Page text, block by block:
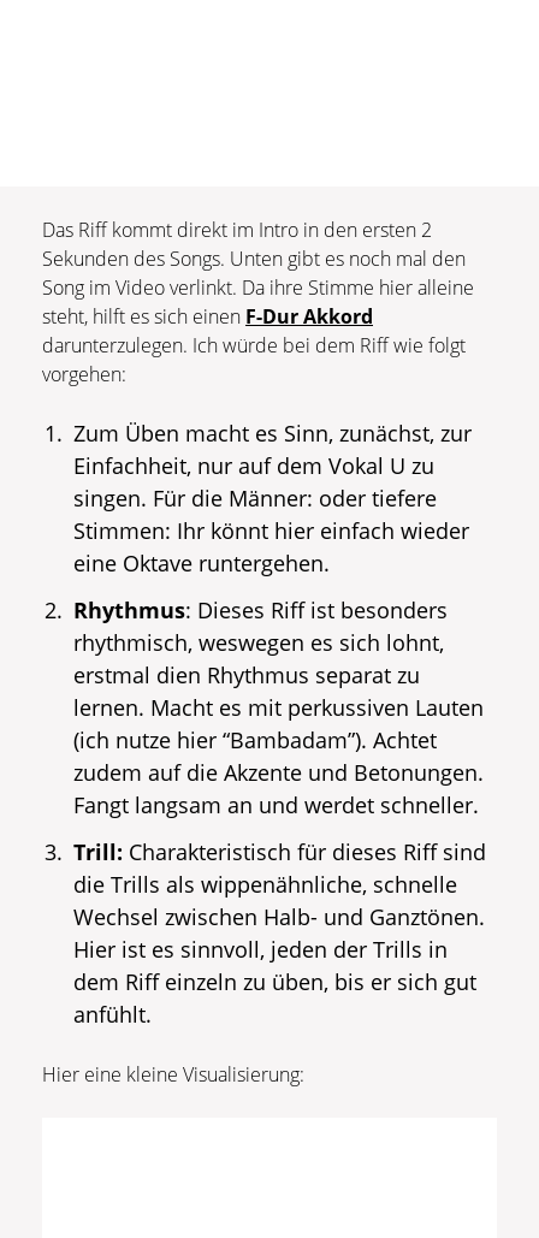
Das Riff kommt direkt im Intro in den ersten 2
Sekunden des Songs. Unten gibt es noch mal den
Song im Video verlinkt. Da ihre Stimme hier alleine
steht, hilft es sich einen F-Dur Akkord
darunterzulegen. Ich würde bei dem Riff wie folgt
vorgehen:
Zum Üben macht es Sinn, zunächst, zur
Einfachheit, nur auf dem Vokal U zu
singen. Für die Männer: oder tiefere
Stimmen: Ihr könnt hier einfach wieder
eine Oktave runtergehen.
Rhythmus: Dieses Riff ist besonders
rhythmisch, weswegen es sich lohnt,
erstmal dien Rhythmus separat zu
lernen. Macht es mit perkussiven Lauten
(ich nutze hier “Bambadam”). Achtet
zudem auf die Akzente und Betonungen.
Fangt langsam an und werdet schneller.
Trill: Charakteristisch für dieses Riff sind
die Trills als wippenähnliche, schnelle
Wechsel zwischen Halb- und Ganztönen.
Hier ist es sinnvoll, jeden der Trills in
dem Riff einzeln zu üben, bis er sich gut
anfühlt.
Hier eine kleine Visualisierung: